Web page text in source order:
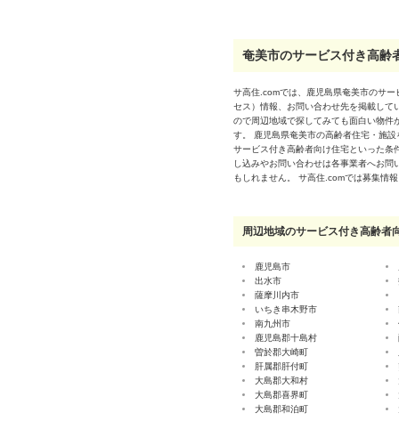
奄美市のサービス付き高齢
サ高住.comでは、鹿児島県奄美市のサ
セス）情報、お問い合わせ先を掲載して
ので周辺地域で探してみても面白い物件
す。 鹿児島県奄美市の高齢者住宅・施
サービス付き高齢者向け住宅といった条
し込みやお問い合わせは各事業者へお
もしれません。 サ高住.comでは募集情
周辺地域のサービス付き高齢者
鹿児島市
出水市
薩摩川内市
いちき串木野市
南九州市
鹿児島郡十島村
曽於郡大崎町
肝属郡肝付町
大島郡大和村
大島郡喜界町
大島郡和泊町